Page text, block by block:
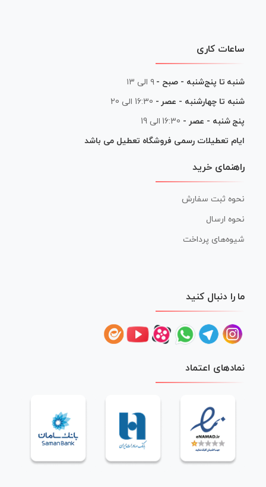
ساعات کاری
شنبه تا پنج‌شنبه - صبح - ۹ الی ۱۳
شنبه تا چهارشنبه - عصر - 16:30 الی 20
پنج شنبه - عصر - 16:30 الی 19
ایام تعطیلات رسمی فروشگاه تعطیل می باشد
راهنمای خرید
نحوه ثبت سفارش
نحوه ارسال
شیوه‌های پرداخت
ما را دنبال کنید
نمادهای اعتماد